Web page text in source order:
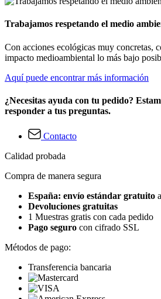
Trabajamos respetando el medio
Con acciones ecológicas muy concretas,
impacto medioambiental lo más bajo
Aquí puede encontrar más información
¿Necesitas ayuda con tu pedido?
responder a tus preguntas.
Contacto
Calidad probada
Compra de manera segura
España: envío estándar gratuito
Devoluciones gratuitas
1 Muestras gratis con cada pedido
Pago seguro con cifrado SSL
Métodos de pago:
Transferencia bancaria